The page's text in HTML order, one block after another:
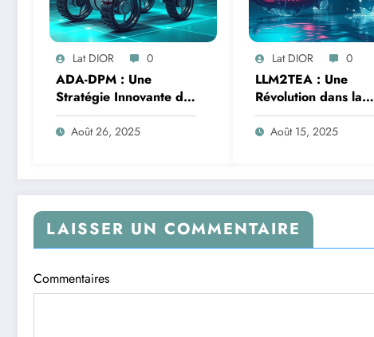
Lat DIOR 0
ADA-DPM : Une
Stratégie Innovante de
Filtrage Adaptatif des
Bruits pour le SLAM
Août 26, 2025
Lat DIOR 0
LLM2TEA : Une
Révolution dans la
Conception Assistée
par IA grâce à
Août 15, 2025
LAISSER UN COMMENTAIRE
Commentaires